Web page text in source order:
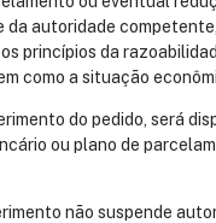
da autoridade
princípios da
como a situação
do pedido, será
ou plano de
não suspende